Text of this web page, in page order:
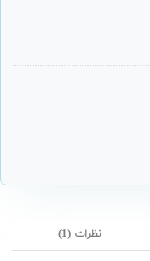
نظرات (1)